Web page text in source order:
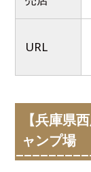
URL
【兵庫県
ャンプ場